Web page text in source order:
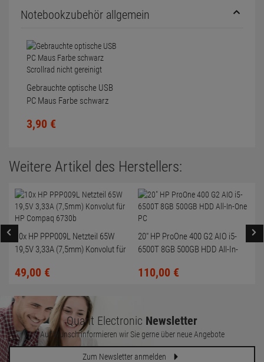
Notebookzubehör allgemein
Gebrauchte optische USB
PC Maus Farbe schwarz
3,90 €
Weitere Artikel des Herstellers:
10x HP PPP009L Netzteil 65W
19,5V 3,33A (7,5mm) Konvolut für
49,00 €
20" HP ProOne 400 G2 AIO i5-
6500T 8GB 500GB HDD All-In-
110,00 €
Quant Electronic Newsletter
Auf Wunsch informieren wir Sie gerne über neue Angebote
Zum Newsletter anmelden